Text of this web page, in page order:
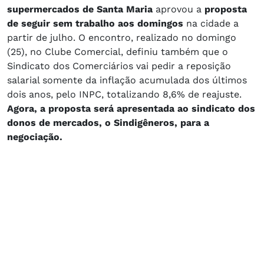
supermercados de Santa Maria aprovou a proposta
de seguir sem trabalho aos domingos na cidade a
partir de julho. O encontro, realizado no domingo
(25), no Clube Comercial, definiu também que o
Sindicato dos Comerciários vai pedir a reposição
salarial somente da inflação acumulada dos últimos
dois anos, pelo INPC, totalizando 8,6% de reajuste.
Agora, a proposta será apresentada ao sindicato dos
donos de mercados, o Sindigêneros, para a
negociação.